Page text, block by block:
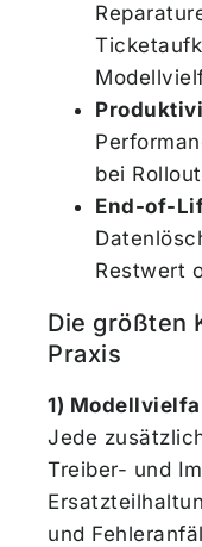
bei
End-of-
Restwert
Die größten
Praxis
1)
Jede
Treiber- und
und